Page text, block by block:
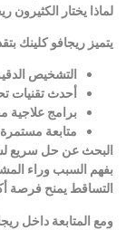
لماذا يختار الكثيرون
يتميز ريجافو كلينك
التشخيص
أحدث تقنيات
برامج
متابعة مستمرة
البحث عن حل سريع
بفهم السبب وراء
التساقط يمنح فرصة
ومع المتابعة داخل